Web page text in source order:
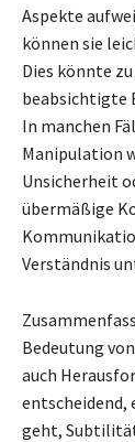
Aspekte
können sie
Dies könnte
beabsichtigte
In manchen
Manipulation
Unsicherheit
übermäßige
Verständnis
Bedeutung
auch
entscheidend,
geht,